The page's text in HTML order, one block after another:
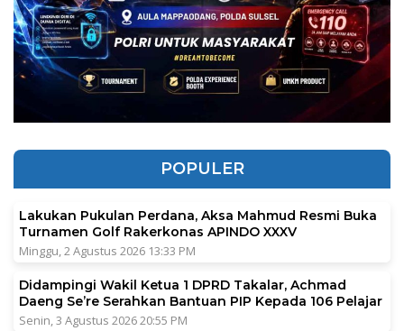
POPULER
Lakukan Pukulan Perdana, Aksa Mahmud Resmi Buka
Turnamen Golf Rakerkonas APINDO XXXV
Minggu, 2 Agustus 2026 13:33 PM
Didampingi Wakil Ketua 1 DPRD Takalar, Achmad
Daeng Se’re Serahkan Bantuan PIP Kepada 106 Pelajar
Senin, 3 Agustus 2026 20:55 PM